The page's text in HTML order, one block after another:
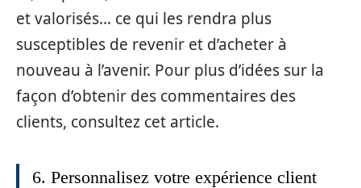
et valorisés… ce qui les rendra plus
susceptibles de revenir et d’acheter à
nouveau à l’avenir. Pour plus d’idées sur la
façon d’obtenir des commentaires des
clients, consultez cet article.
6. Personnalisez votre expérience client